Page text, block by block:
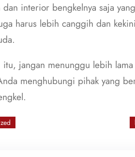
dan interior bengkelnya saja
harus lebih canggih dan
itu, jangan menunggu lebih
menghubungi pihak yang